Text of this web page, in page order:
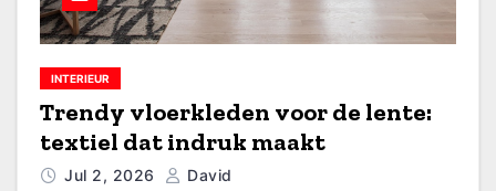
INTERIEUR
Trendy vloerkleden voor de lente:
textiel dat indruk maakt
Jul 2, 2026 David